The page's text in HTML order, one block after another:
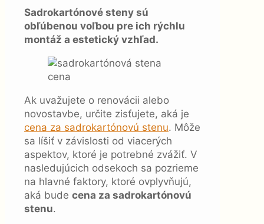
Sadrokartónové steny sú
obľúbenou voľbou pre ich rýchlu
montáž a estetický vzhľad.
Ak uvažujete o renovácii alebo
novostavbe, určite zisťujete, aká je
cena za sadrokartónovú stenu. Môže
sa líšiť v závislosti od viacerých
aspektov, ktoré je potrebné zvážiť. V
nasledujúcich odsekoch sa pozrieme
na hlavné faktory, ktoré ovplyvňujú,
aká bude cena za sadrokartónovú
stenu.